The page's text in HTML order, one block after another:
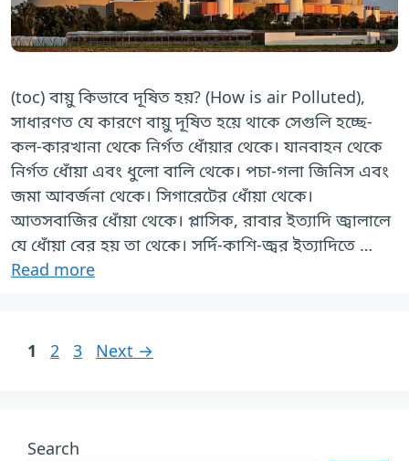
(toc) বায়ু কিভাবে দূষিত হয়? (How is air Polluted),
সাধারণত যে কারণে বায়ু দূষিত হয়ে থাকে সেগুলি হচ্ছে-
কল-কারখানা থেকে নির্গত ধোঁয়ার থেকে। যানবাহন থেকে
নির্গত ধোঁয়া এবং ধুলো বালি থেকে। পচা-গলা জিনিস এবং
জমা আবর্জনা থেকে। সিগারেটের ধোঁয়া থেকে।
আতসবাজির ধোঁয়া থেকে। প্লাসিক, রাবার ইত্যাদি জ্বালালে
যে ধোঁয়া বের হয় তা থেকে। সর্দি-কাশি-জ্বর ইত্যাদিতে …
Read more
Page
1 Page
2 Page
3 Next →
Search